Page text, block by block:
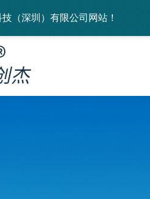
（深圳）有限公司网站！